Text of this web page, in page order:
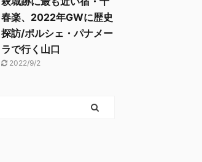
春楽、2022年GWに歴史
探訪/ポルシェ・パナメー
ラで行く山口
2022/9/2